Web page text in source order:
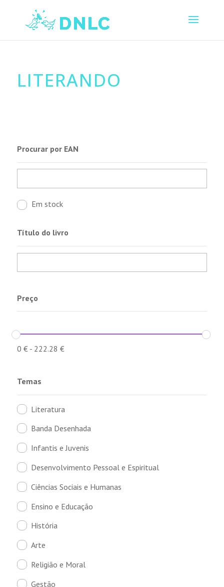
LITERANDO
Procurar por EAN
Em stock
Título do livro
Preço
0 €- 222.28 €
Temas
Literatura
Banda Desenhada
Infantis e Juvenis
Desenvolvimento Pessoal e Espiritual
Ciências Sociais e Humanas
Ensino e Educação
História
Arte
Religião e Moral
Gestão